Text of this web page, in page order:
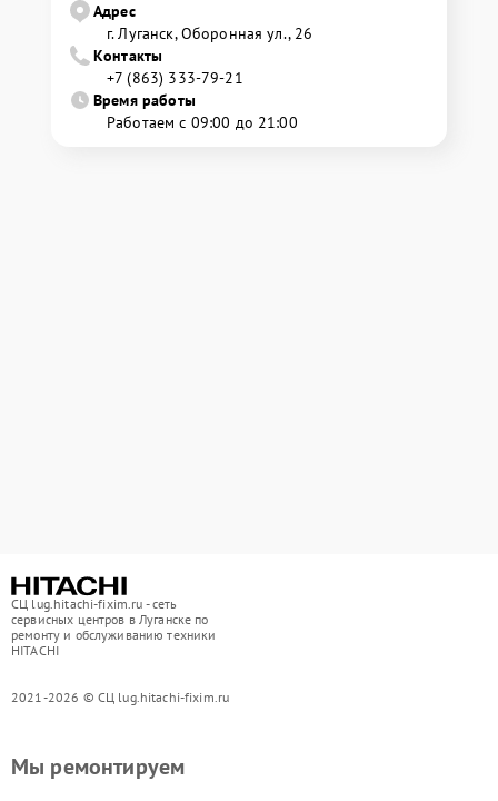
Адрес
г. Луганск, Оборонная ул., 26
Контакты
+7 (863) 333-79-21
Время работы
Работаем с 09:00 до 21:00
СЦ lug.hitachi-fixim.ru - сеть
сервисных центров в Луганске по
ремонту и обслуживанию техники
HITACHI
2021-2026 © СЦ lug.hitachi-fixim.ru
Мы ремонтируем